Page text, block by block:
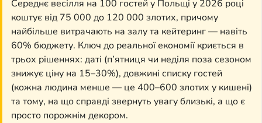
Середнє весілля на 100 гостей у Польщі у 2026 році
коштує від 75 000 до 120 000 злотих, причому
найбільше витрачають на залу та кейтеринг — навіть
60% бюджету. Ключ до реальної економії криється в
трьох рішеннях: даті (п’ятниця чи неділя поза сезоном
знижує ціну на 15–30%), довжині списку гостей
(кожна людина менше — це 400–600 злотих у кишені)
та тому, на що справді звернуть увагу близькі, а що є
просто порожнім декором.